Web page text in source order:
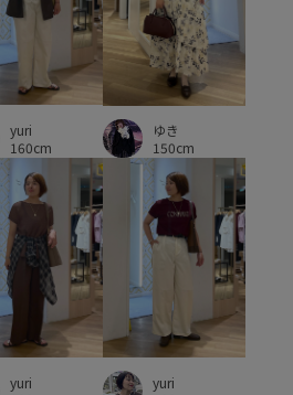
ュ モダン リラックス感
ー ワントーンコーデ
ジ ヴィンテージ感 伸縮性
アイテム 取り外し可能
女性らしさ 定番 定番色
触冷感 日傘 肌見せ
透かし編み 透け感 都会的
yuri
160cm
ゆき
150cm
yuri
yuri